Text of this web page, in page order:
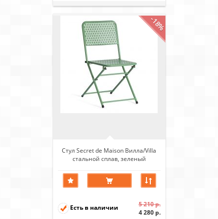
-18%
Стул Secret de Maison Вилла/Villa
стальной сплав, зеленый
Есть в наличии
5 210 р.
4 280 р.